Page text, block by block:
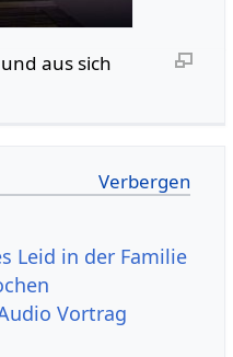
aus sich
Leid in der Familie
Vortrag